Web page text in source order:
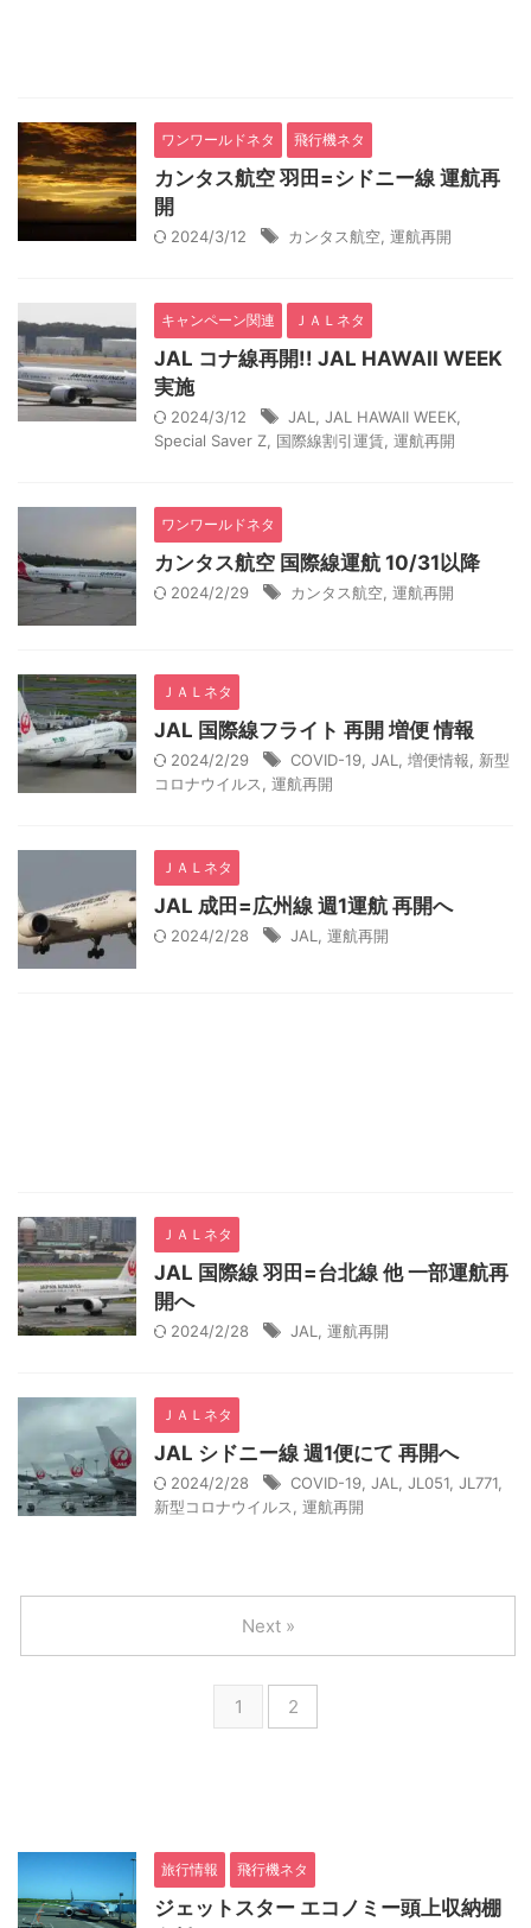
ワンワールドネタ 飛行機ネタ
カンタス航空 羽田=シドニー線 運航再
開
2024/3/12 カンタス航空 運航再開
キャンペーン関連 ＪＡＬネタ
JAL コナ線再開!! JAL HAWAII WEEK
実施
2024/3/12 JAL JAL HAWAII WEEK
Special Saver Z 国際線割引運賃 運航再開
ワンワールドネタ
カンタス航空 国際線運航 10/31以降
2024/2/29 カンタス航空 運航再開
ＪＡＬネタ
JAL 国際線フライト 再開 増便 情報
2024/2/29 COVID-19 JAL 増便情報
新型
コロナウイルス
運航再開
ＪＡＬネタ
JAL 成田=広州線 週1運航 再開へ
2024/2/28 JAL 運航再開
ＪＡＬネタ
JAL 国際線 羽田=台北線 他 一部運航再
開へ
2024/2/28 JAL 運航再開
ＪＡＬネタ
JAL シドニー線 週1便にて 再開へ
2024/2/28 COVID-19 JAL JL051 JL771
新型コロナウイルス
運航再開
1 2
Next »
旅行情報 飛行機ネタ
ジェットスター エコノミー頭上収納棚